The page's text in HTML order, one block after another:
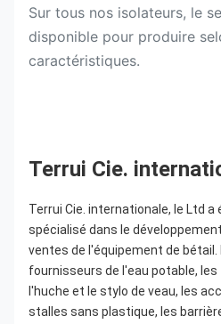
Sur tous nos isolateurs, le
disponible pour produire
caractéristiques.
Terrui Cie.
Terrui Cie. internationale, le Ltd
spécialisé dans le
ventes de l'équipement de bétail.
fournisseurs de l'eau potable,
l'huche et le stylo de veau, les